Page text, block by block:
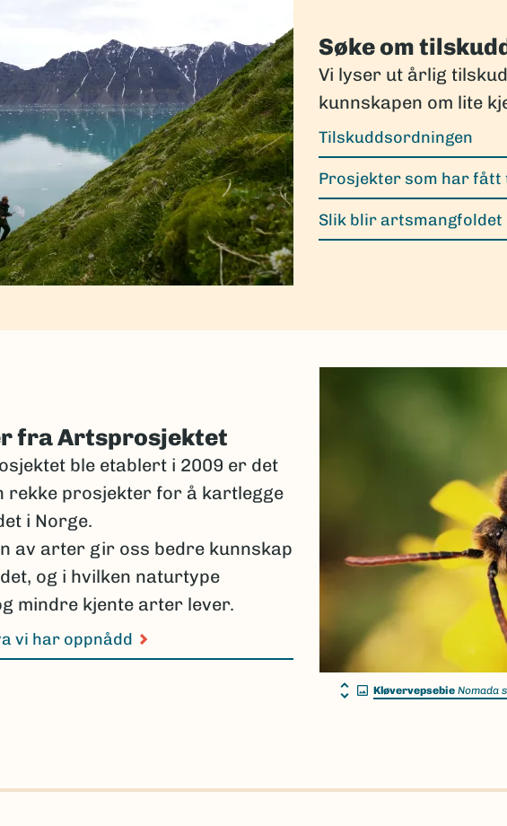
Søke om
Vi lyser ut årlig
kunnskapen om lite
Tilskuddsordningen
Prosjekter som har fått
Slik blir
Kløvervepsebie Nomada
fra Artsprosjektet
ble etablert i 2009 er det
rekke prosjekter for å kartlegge
i Norge.
av arter gir oss bedre kunnskap
og i hvilken naturtype
mindre kjente arter lever.
vi har oppnådd